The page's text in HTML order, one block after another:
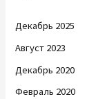
Декабрь 2025
Август 2023
Декабрь 2020
Февраль 2020